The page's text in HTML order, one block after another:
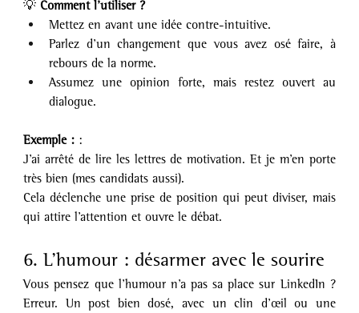
💡 Comment l’utiliser ?
Mettez en avant une idée contre-intuitive.
Parlez d’un changement que vous avez osé faire, à
rebours de la norme.
Assumez une opinion forte, mais restez ouvert au
dialogue.
Exemple : :
J’ai arrêté de lire les lettres de motivation. Et je m’en porte
très bien (mes candidats aussi).
Cela déclenche une prise de position qui peut diviser, mais
qui attire l’attention et ouvre le débat.
6. L’humour : désarmer avec le sourire
Vous pensez que l’humour n’a pas sa place sur LinkedIn ?
Erreur. Un post bien dosé, avec un clin d’œil ou une